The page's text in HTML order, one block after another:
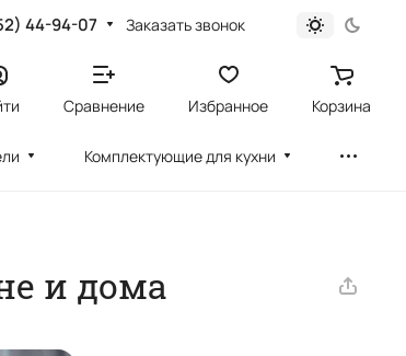
44-94-07 Заказать звонок
Сравнение Избранное Корзина
Комплектующие для кухни
и дома